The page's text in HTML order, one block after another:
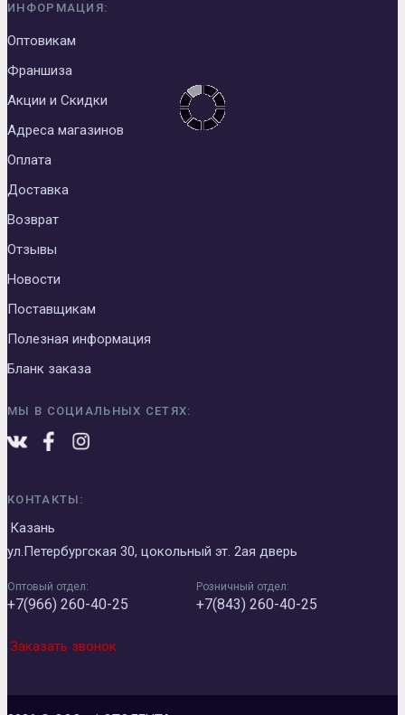
ИНФОРМАЦИЯ:
Оптовикам
Франшиза
Акции и Скидки
Адреса магазинов
Оплата
Доставка
Возврат
Отзывы
Новости
Поставщикам
Полезная информация
Бланк заказа
МЫ В СОЦИАЛЬНЫХ СЕТЯХ:
КОНТАКТЫ:
Казань
ул.Петербургская 30, цокольный эт. 2ая дверь
Оптовый отдел:
+7(966) 260-40-25
Розничный отдел:
+7(843) 260-40-25
Заказать звонок